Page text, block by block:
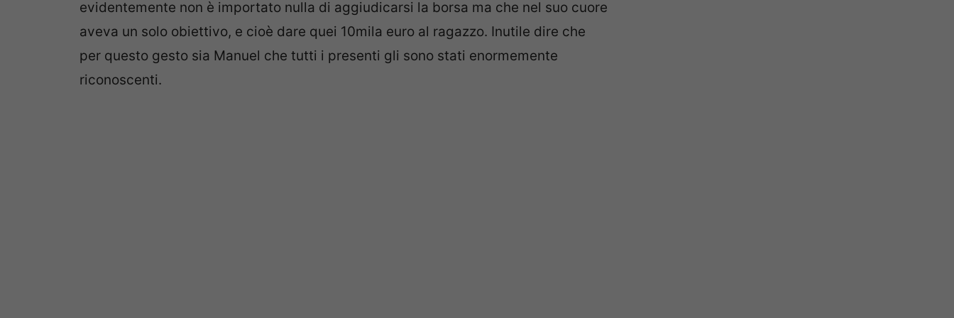
evidentemente non è importato nulla di aggiudicarsi la borsa ma che nel suo cuore
aveva un solo obiettivo, e cioè dare quei 10mila euro al ragazzo. Inutile dire che
per questo gesto sia Manuel che tutti i presenti gli sono stati enormemente
riconoscenti.